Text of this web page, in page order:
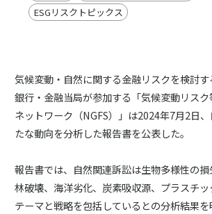
ESGリスクトピックス
気候変動・自然に関する金融リスクを検討
銀行・金融当局が参加する「気候変動リス
ネットワーク（NGFS）」は2024年7月2日
たな動向を分析した報告書を公表した。
報告書では、自然関連訴訟は生物多様性の
林破壊、海洋劣化、炭素吸収源、プラスチ
テーマと戦略を包括しているとの分析結果を